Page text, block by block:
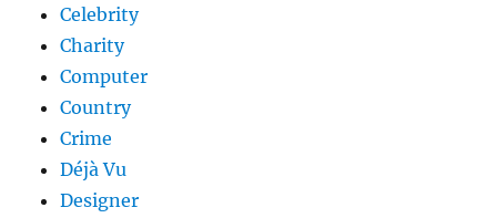
Celebrity
Charity
Computer
Country
Crime
Déjà Vu
Designer